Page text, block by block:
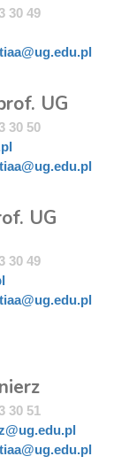
30 49
UG
30 50
UG
30 49
30 51